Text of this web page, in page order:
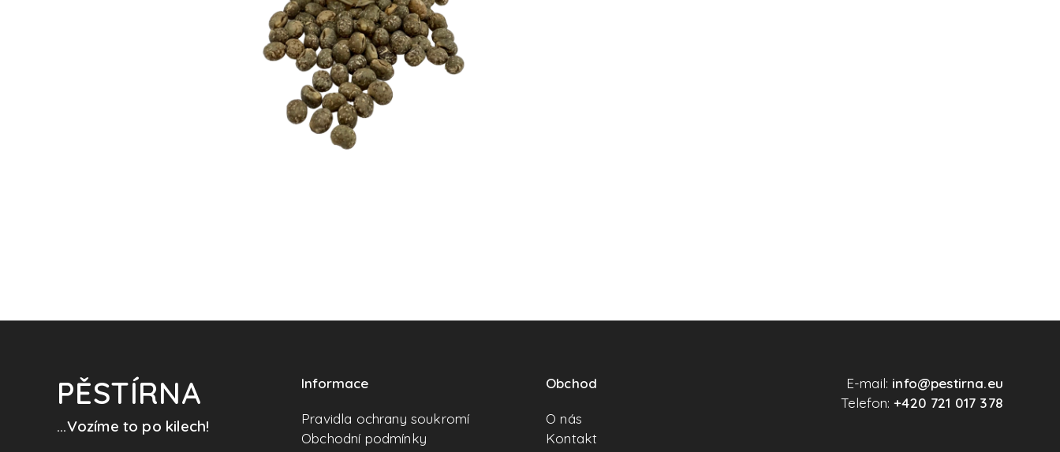
PĚSTÍRNA
...Vozíme to po kilech!
Informace
Pravidla ochrany soukromí
Obchodní podmínky
Obchod
O nás
Kontakt
E-mail: info@pestirna.eu
Telefon:+420 721 017 378